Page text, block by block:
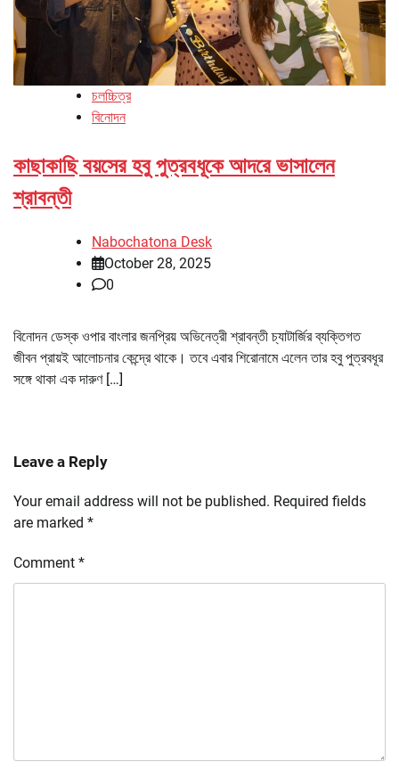
চলচ্চিত্র
বিনোদন
কাছাকাছি বয়সের হবু পুত্রবধূকে আদরে ভাসালেন
শ্রাবন্তী
Nabochatona Desk
October 28, 2025
0
বিনোদন ডেস্ক ওপার বাংলার জনপ্রিয় অভিনেত্রী শ্রাবন্তী চ্যাটার্জির ব্যক্তিগত
জীবন প্রায়ই আলোচনার কেন্দ্রে থাকে। তবে এবার শিরোনামে এলেন তার হবু পুত্রবধূর
সঙ্গে থাকা এক দারুণ […]
Leave a Reply
Your email address will not be published. Required fields
are marked *
Comment *